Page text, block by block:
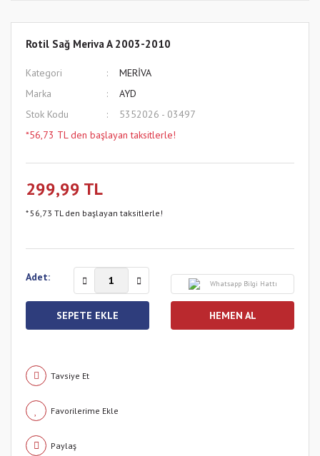
Rotil Sağ Meriva A 2003-2010
Kategori
MERİVA
Marka
AYD
Stok Kodu
5352026 - 03497
*56,73 TL den başlayan taksitlerle!
299,99 TL
* 56,73 TL den başlayan taksitlerle!
Adet:
Whatsapp Bilgi Hattı
SEPETE EKLE HEMEN AL
Tavsiye Et
Paylaş